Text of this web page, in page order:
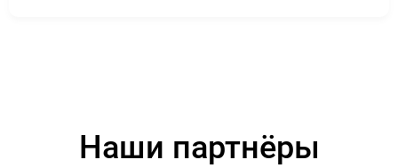
Наши партнёры